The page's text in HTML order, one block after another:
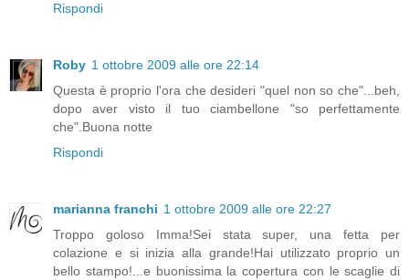
Rispondi
Roby 1 ottobre 2009 alle ore 22:14
Questa è proprio l'ora che desideri "quel non so che"...beh,
dopo aver visto il tuo ciambellone "so perfettamente
che".Buona notte
Rispondi
marianna franchi 1 ottobre 2009 alle ore 22:27
Troppo goloso Imma!Sei stata super, una fetta per
colazione e si inizia alla grande!Hai utilizzato proprio un
bello stampo!...e buonissima la copertura con le scaglie di